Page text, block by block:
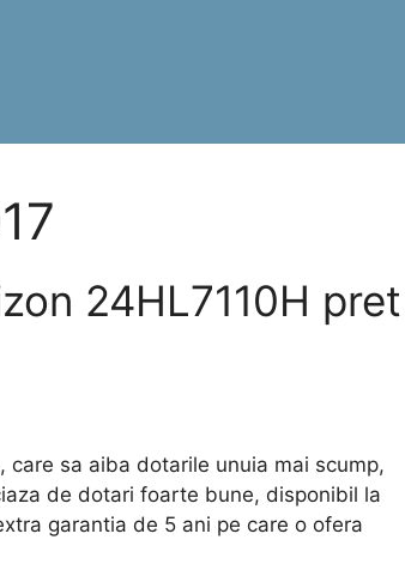
24HL7110H pret
sa aiba dotarile unuia mai scump,
de dotari foarte bune, disponibil la
garantia de 5 ani pe care o ofera